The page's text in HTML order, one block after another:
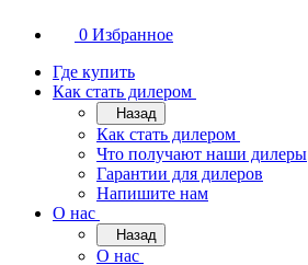
0 Избранное
Где купить
Как стать дилером
Назад
Как стать дилером
Что получают наши дилеры
Гарантии для дилеров
Напишите нам
О нас
Назад
О нас